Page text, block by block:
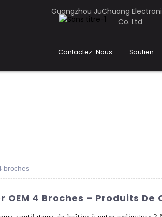
Guangzhou JuChuang
Co. Ltd
Contactez-Nous Soutien
broches
4 Broches – Produits De